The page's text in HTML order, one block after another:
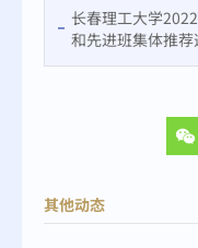
长春理工大学
和先进班集体推
其他动态